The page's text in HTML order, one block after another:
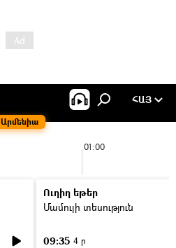
Արմենիա
ՀԱՅ
01:00
Ուղիղ եթեր
Մամուլի տեսություն
09:35 4 ր